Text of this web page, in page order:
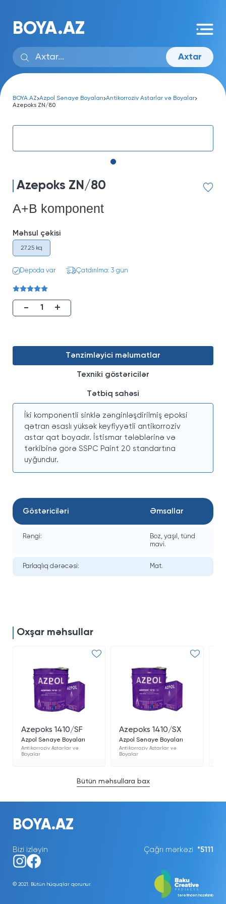
BOYA.AZ
Axtar
BOYA.AZ Azpol Sənaye Boyaları Antikorroziv Astarlar və Boyalar
Azepoks ZN/80
Azepoks ZN/80
A+B komponent
Depoda var Çatdırılma: 3 gün
Məhsul çəkisi
27.25 kq
- +
Tənzimləyici məlumatlar
Texniki göstəricilər
Tətbiq sahəsi
İki komponentli sinklə zənginləşdirilmiş epoksi
qətran əsaslı yüksək keyfiyyətli antikorroziv
astar qat boyadır. İstismar tələblərinə və
tərkibinə görə SSPC Paint 20 standartına
uyğundur.
Göstəriciləri Əmsallar
Rəngi:
Boz, yaşıl, tünd
mavi.
Parlaqlıq dərəcəsi: Mat.
Oxşar məhsullar
Bütün məhsullara bax
Azepoks 1410/SF
Azpol Sənaye Boyaları
Antikorroziv Astarlar və
Boyalar
Azepoks 1410/SX
Azpol Sənaye Boyaları
Antikorroziv Astarlar və
Boyalar
BOYA.AZ
Çağrı mərkəzi *5111
Bizi izləyin
© 2021. Bütün hüquqlar qorunur.
tərəfindən hazırlanıb